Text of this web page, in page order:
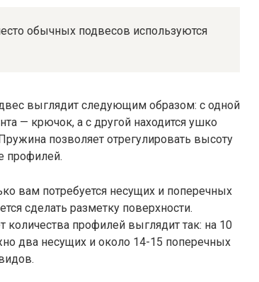
обычных подвесов используются
выглядит следующим образом: с одной
— крючок, а с другой находится ушко
позволяет отрегулировать высоту
профилей.
вам потребуется несущих и поперечных
сделать разметку поверхности.
количества профилей выглядит так: на 10
два несущих и около 14-15 поперечных